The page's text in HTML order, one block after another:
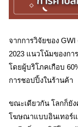
จากการวิจัยของ
2023 แนวโน้มของก
โดยผู้บริโภคเกือบ
การชอปปิ้งในร้านค้า
ขณะเดียวกัน โลกก็ยั
โฆษณาแบบอินเทอร์